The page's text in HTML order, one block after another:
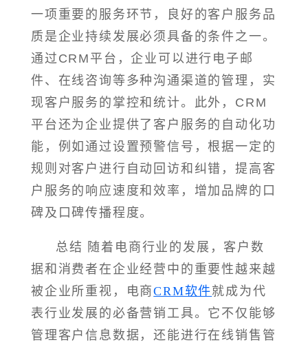
一项重要的服务环节，良好的客户服务品
质是企业持续发展必须具备的条件之一。
通过CRM平台，企业可以进行电子邮
件、在线咨询等多种沟通渠道的管理，实
现客户服务的掌控和统计。此外，CRM
平台还为企业提供了客户服务的自动化功
能，例如通过设置预警信号，根据一定的
规则对客户进行自动回访和纠错，提高客
户服务的响应速度和效率，增加品牌的口
碑及口碑传播程度。
总结 随着电商行业的发展，客户数
据和消费者在企业经营中的重要性越来越
被企业所重视，电商CRM软件就成为代
表行业发展的必备营销工具。它不仅能够
管理客户信息数据，还能进行在线销售管